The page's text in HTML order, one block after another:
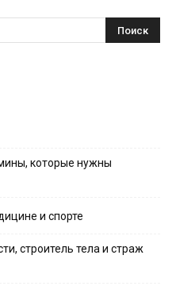
которые нужны
и спорте
строитель тела и страж